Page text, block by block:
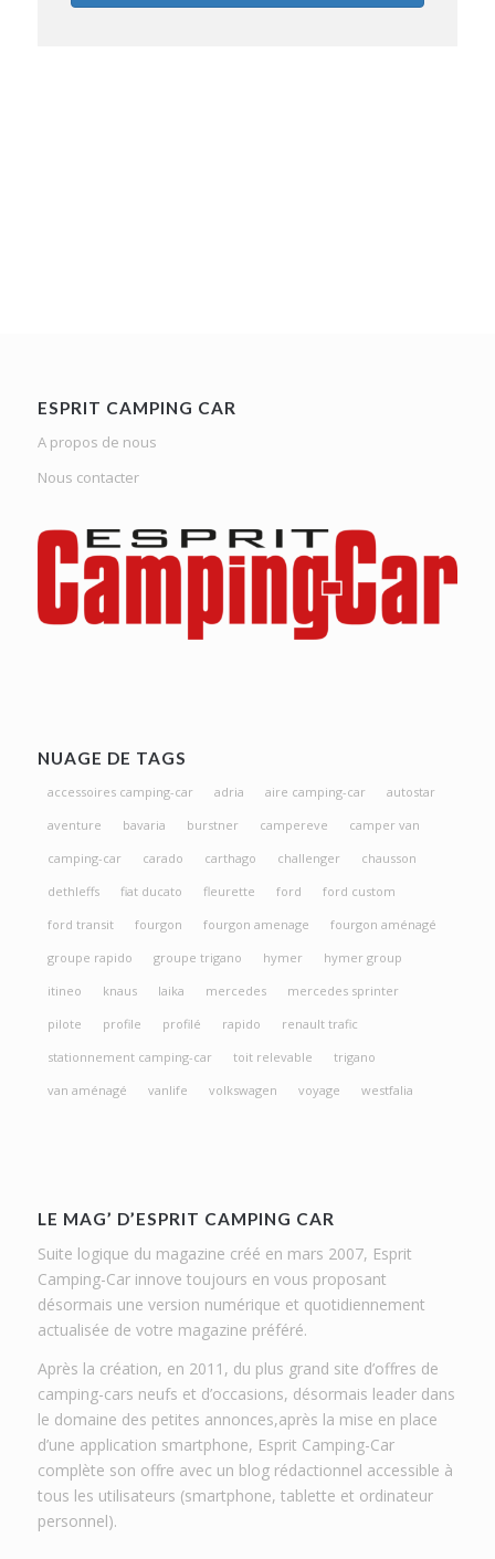
ESPRIT CAMPING CAR
A propos de nous
Nous contacter
NUAGE DE TAGS
accessoires camping-car adria aire camping-car
autostar
aventure
bavaria burstner campereve
camper van
camping-car
carado carthago challenger
chausson
dethleffs
fiat ducato fleurette ford
ford custom
ford transit
fourgon fourgon amenage
fourgon aménagé
groupe rapido
groupe trigano hymer
hymer group
itineo
knaus laika mercedes
mercedes sprinter
pilote
profile profilé rapido
renault trafic
stationnement camping-car
toit relevable
trigano
van aménagé
vanlife volkswagen voyage westfalia
LE MAG’ D’ESPRIT CAMPING CAR
Suite logique du magazine créé en mars 2007, Esprit
Camping-Car innove toujours en vous proposant
désormais une version numérique et quotidiennement
actualisée de votre magazine préféré.
Après la création, en 2011, du plus grand site d’offres de
camping-cars neufs et d’occasions, désormais leader dans
le domaine des petites annonces,après la mise en place
d’une application smartphone, Esprit Camping-Car
complète son offre avec un blog rédactionnel accessible à
tous les utilisateurs (smartphone, tablette et ordinateur
personnel).